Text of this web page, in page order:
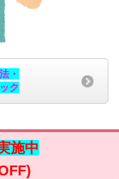
・
ク
施中